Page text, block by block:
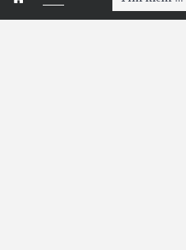
kiếm: